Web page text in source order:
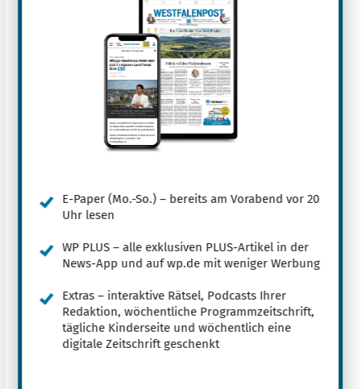
E-Paper (Mo.-So.) – bereits am Vorabend vor 20
Uhr lesen
WP PLUS – alle exklusiven PLUS-Artikel in der
News-App und auf wp.de mit weniger Werbung
Extras – interaktive Rätsel, Podcasts Ihrer
Redaktion, wöchentliche Programmzeitschrift,
tägliche Kinderseite und wöchentlich eine
digitale Zeitschrift geschenkt